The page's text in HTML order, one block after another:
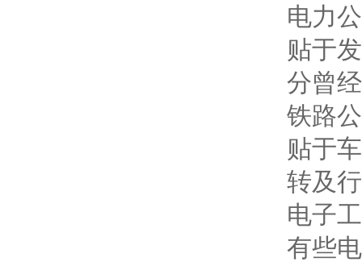
电力
贴于
分曾
铁路
贴于
转及
电子
有些